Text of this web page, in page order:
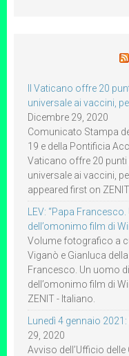
Il Vaticano offre 20
universale ai vaccini,
Dicembre 29, 2020
Comunicato Stampa
19 e della Pontificia
Vaticano offre 20
universale ai vaccini,
appeared first on
LEV: “Papa
dell’omonimo film di
Volume fotografico a
Viganò e Gianluca
Francesco. Un uomo
dell’omonimo film di
ZENIT - Italiano.
Lunedì 4 gennaio
29, 2020
Avviso dell’Ufficio